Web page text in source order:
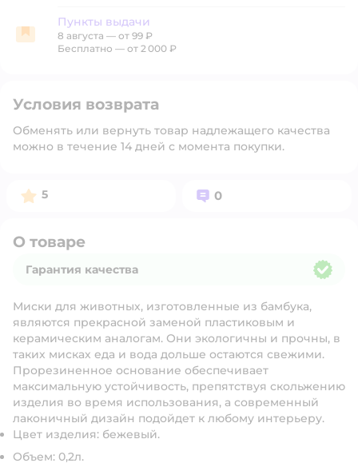
Пункты выдачи
Пункты выдачи
8 августа — от 99 ₽
Бесплатно — от 2 000 ₽
Условия возврата
Обменять или вернуть товар надлежащего качества
можно в течение 14 дней с момента покупки.
Рейтинг:
5 Вопросов:
0
О товаре
Гарантия качества
Миски для животных, изготовленные из бамбука,
являются прекрасной заменой пластиковым и
керамическим аналогам. Они экологичны и прочны, в
таких мисках еда и вода дольше остаются свежими.
Прорезиненное основание обеспечивает
максимальную устойчивость, препятствуя скольжению
изделия во время использования, а современный
лаконичный дизайн подойдет к любому интерьеру.
Цвет изделия: бежевый.
Объем: 0,2л.